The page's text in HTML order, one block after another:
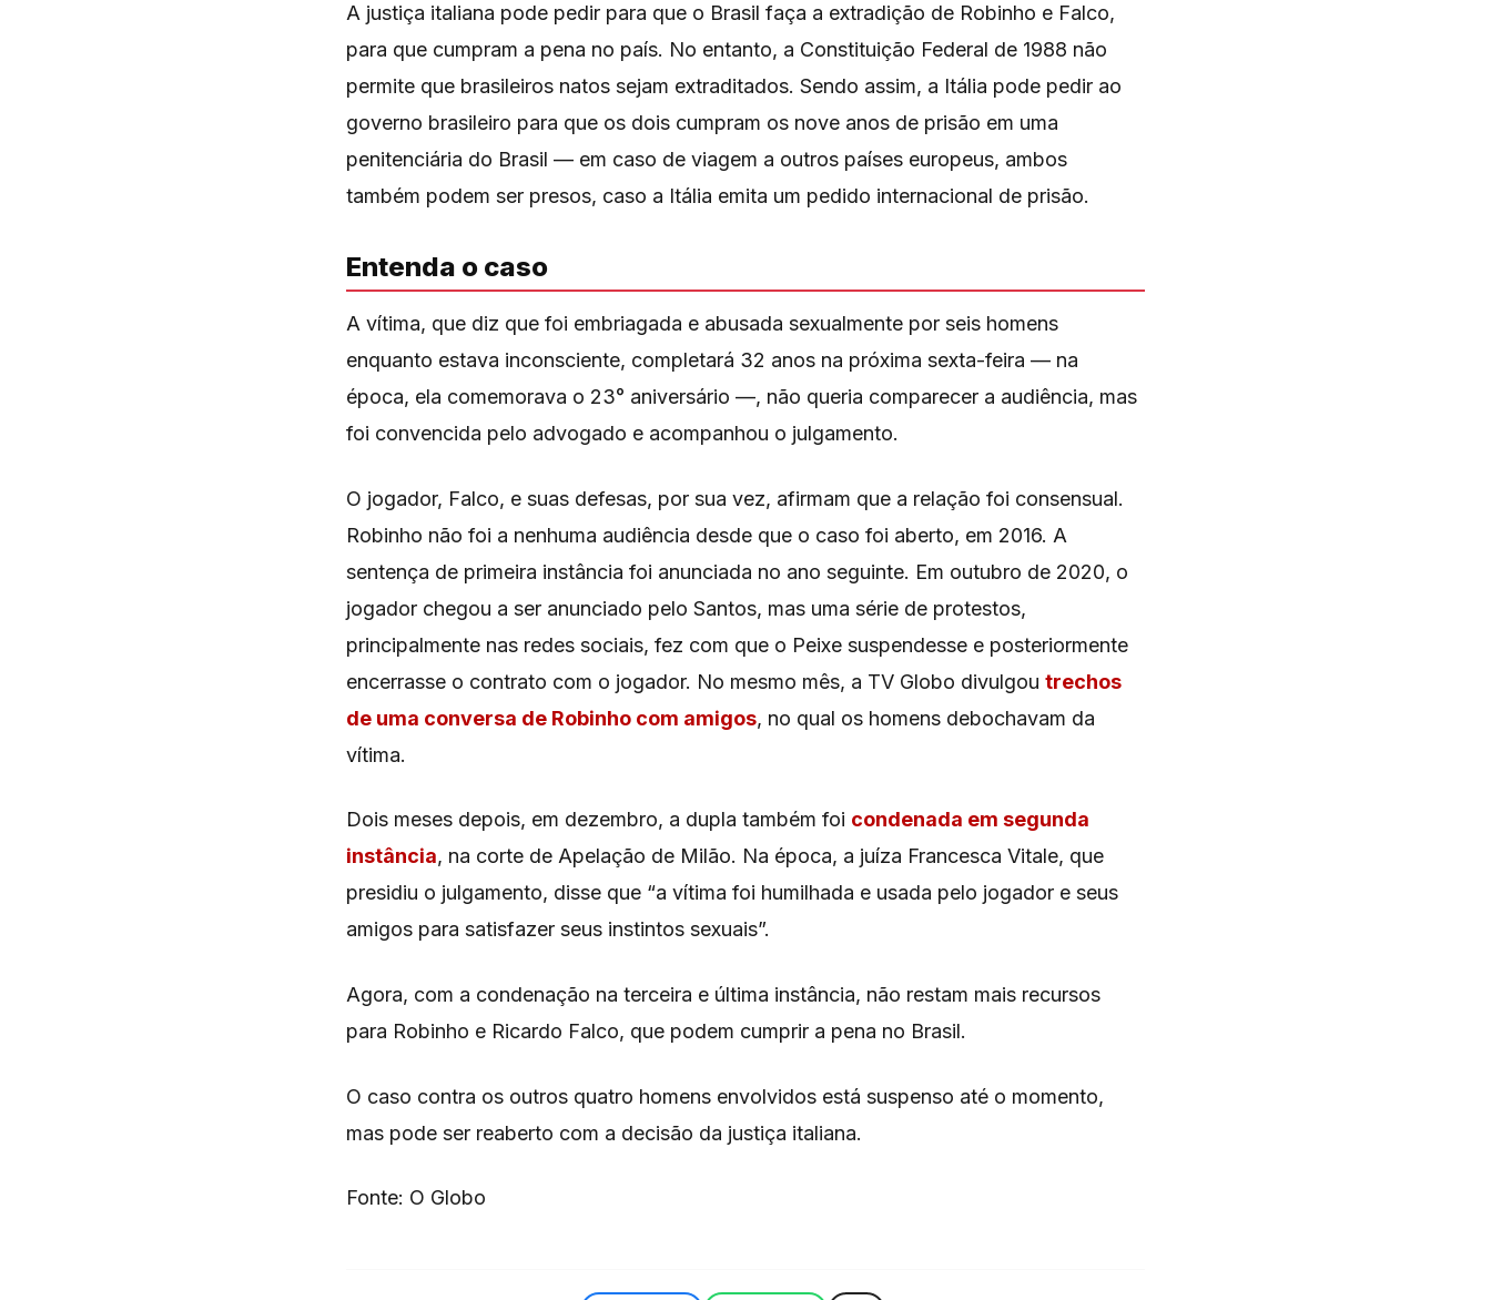
A justiça italiana pode pedir para que o Brasil faça a extradição de Robinho e Falco,
para que cumpram a pena no país. No entanto, a Constituição Federal de 1988 não
permite que brasileiros natos sejam extraditados. Sendo assim, a Itália pode pedir ao
governo brasileiro para que os dois cumpram os nove anos de prisão em uma
penitenciária do Brasil — em caso de viagem a outros países europeus, ambos
também podem ser presos, caso a Itália emita um pedido internacional de prisão.
Entenda o caso
A vítima, que diz que foi embriagada e abusada sexualmente por seis homens
enquanto estava inconsciente, completará 32 anos na próxima sexta-feira — na
época, ela comemorava o 23° aniversário —, não queria comparecer a audiência, mas
foi convencida pelo advogado e acompanhou o julgamento.
O jogador, Falco, e suas defesas, por sua vez, afirmam que a relação foi consensual.
Robinho não foi a nenhuma audiência desde que o caso foi aberto, em 2016. A
sentença de primeira instância foi anunciada no ano seguinte. Em outubro de 2020, o
jogador chegou a ser anunciado pelo Santos, mas uma série de protestos,
principalmente nas redes sociais, fez com que o Peixe suspendesse e posteriormente
encerrasse o contrato com o jogador. No mesmo mês, a TV Globo divulgou trechos
de uma conversa de Robinho com amigos, no qual os homens debochavam da
vítima.
Dois meses depois, em dezembro, a dupla também foi condenada em segunda
instância, na corte de Apelação de Milão. Na época, a juíza Francesca Vitale, que
presidiu o julgamento, disse que “a vítima foi humilhada e usada pelo jogador e seus
amigos para satisfazer seus instintos sexuais”.
Agora, com a condenação na terceira e última instância, não restam mais recursos
para Robinho e Ricardo Falco, que podem cumprir a pena no Brasil.
O caso contra os outros quatro homens envolvidos está suspenso até o momento,
mas pode ser reaberto com a decisão da justiça italiana.
Fonte: O Globo